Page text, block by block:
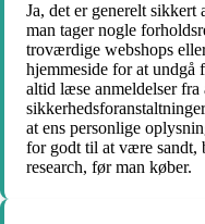
Ja, det er generelt
man tager nogle
troværdige webshops
hjemmeside for at undgå
altid læse anmeldelser
at ens personlige
for godt til at være sandt,
research, før man køber.